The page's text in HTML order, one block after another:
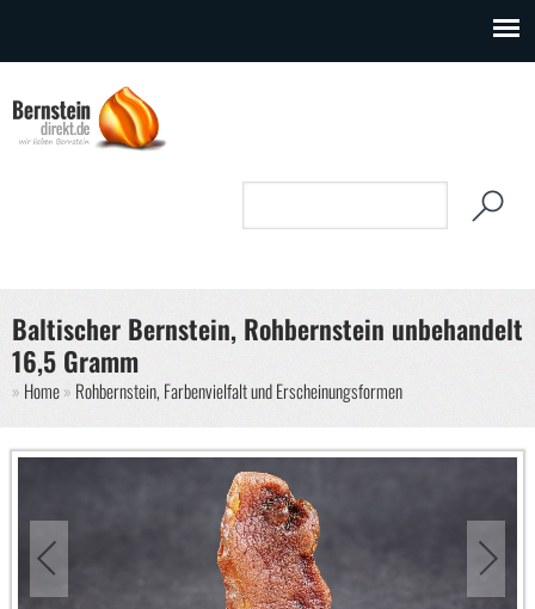
Baltischer Bernstein, Rohbernstein unbehandelt
16,5 Gramm
Sie sind hier
Home Rohbernstein, Farbenvielfalt und Erscheinungsformen